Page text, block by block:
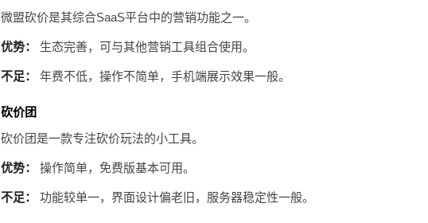
微盟砍价是其综合SaaS平台中的营销功能之一。
优势： 生态完善，可与其他营销工具组合使用。
不足： 年费不低，操作不简单，手机端展示效果一般。
砍价团
砍价团是一款专注砍价玩法的小工具。
优势： 操作简单，免费版基本可用。
不足： 功能较单一，界面设计偏老旧，服务器稳定性一般。